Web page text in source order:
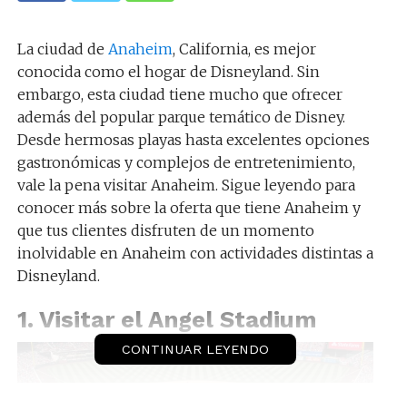
La ciudad de Anaheim, California, es mejor
conocida como el hogar de Disneyland. Sin
embargo, esta ciudad tiene mucho que ofrecer
además del popular parque temático de Disney.
Desde hermosas playas hasta excelentes opciones
gastronómicas y complejos de entretenimiento,
vale la pena visitar Anaheim. Sigue leyendo para
conocer más sobre la oferta que tiene Anaheim y
que tus clientes disfruten de un momento
inolvidable en Anaheim con actividades distintas a
Disneyland.
1. Visitar el Angel Stadium
CONTINUAR LEYENDO